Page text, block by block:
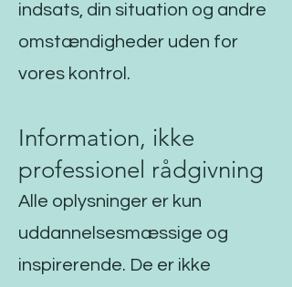
indsats, din situation og andre
omstændigheder uden for
vores kontrol.
Information, ikke
professionel rådgivning
Alle oplysninger er kun
uddannelsesmæssige og
inspirerende. De er ikke